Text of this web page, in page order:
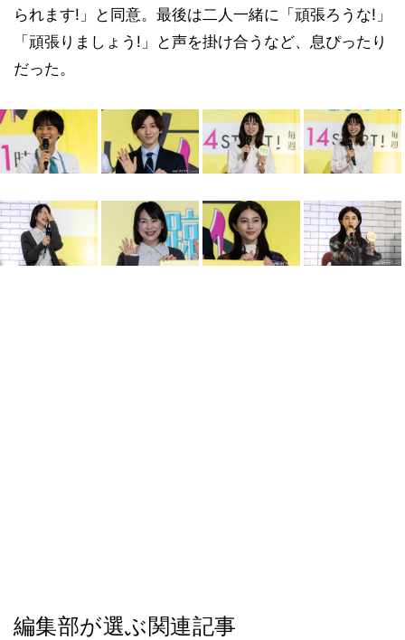
られます!」と同意。最後は二人一緒に「頑張ろうな!」
「頑張りましょう!」と声を掛け合うなど、息ぴったり
だった。
編集部が選ぶ関連記事